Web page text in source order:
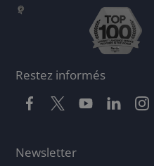
Restez informés
Newsletter